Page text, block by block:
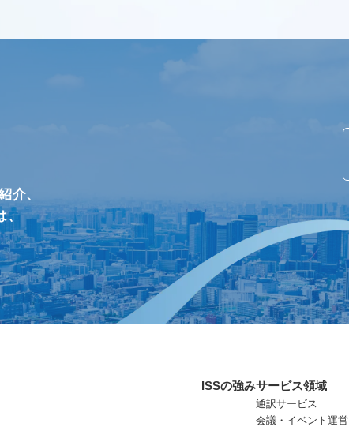
介、
、
ISSの強みサービス領域
通訳サービス
会議・イベント運営